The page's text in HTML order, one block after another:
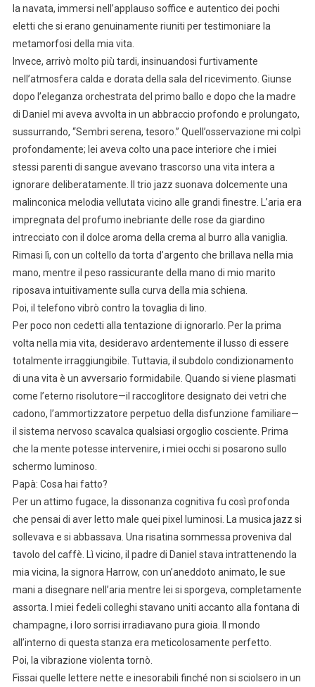
la navata, immersi nell’applauso soffice e autentico dei pochi
eletti che si erano genuinamente riuniti per testimoniare la
metamorfosi della mia vita.
Invece, arrivò molto più tardi, insinuandosi furtivamente
nell’atmosfera calda e dorata della sala del ricevimento. Giunse
dopo l’eleganza orchestrata del primo ballo e dopo che la madre
di Daniel mi aveva avvolta in un abbraccio profondo e prolungato,
sussurrando, “Sembri serena, tesoro.” Quell’osservazione mi colpì
profondamente; lei aveva colto una pace interiore che i miei
stessi parenti di sangue avevano trascorso una vita intera a
ignorare deliberatamente. Il trio jazz suonava dolcemente una
malinconica melodia vellutata vicino alle grandi finestre. L’aria era
impregnata del profumo inebriante delle rose da giardino
intrecciato con il dolce aroma della crema al burro alla vaniglia.
Rimasi lì, con un coltello da torta d’argento che brillava nella mia
mano, mentre il peso rassicurante della mano di mio marito
riposava intuitivamente sulla curva della mia schiena.
Poi, il telefono vibrò contro la tovaglia di lino.
Per poco non cedetti alla tentazione di ignorarlo. Per la prima
volta nella mia vita, desideravo ardentemente il lusso di essere
totalmente irraggiungibile. Tuttavia, il subdolo condizionamento
di una vita è un avversario formidabile. Quando si viene plasmati
come l’eterno risolutore—il raccoglitore designato dei vetri che
cadono, l’ammortizzatore perpetuo della disfunzione familiare—
il sistema nervoso scavalca qualsiasi orgoglio cosciente. Prima
che la mente potesse intervenire, i miei occhi si posarono sullo
schermo luminoso.
Papà: Cosa hai fatto?
Per un attimo fugace, la dissonanza cognitiva fu così profonda
che pensai di aver letto male quei pixel luminosi. La musica jazz si
sollevava e si abbassava. Una risatina sommessa proveniva dal
tavolo del caffè. Lì vicino, il padre di Daniel stava intrattenendo la
mia vicina, la signora Harrow, con un’aneddoto animato, le sue
mani a disegnare nell’aria mentre lei si sporgeva, completamente
assorta. I miei fedeli colleghi stavano uniti accanto alla fontana di
champagne, i loro sorrisi irradiavano pura gioia. Il mondo
all’interno di questa stanza era meticolosamente perfetto.
Poi, la vibrazione violenta tornò.
Fissai quelle lettere nette e inesorabili finché non si sciolsero in un